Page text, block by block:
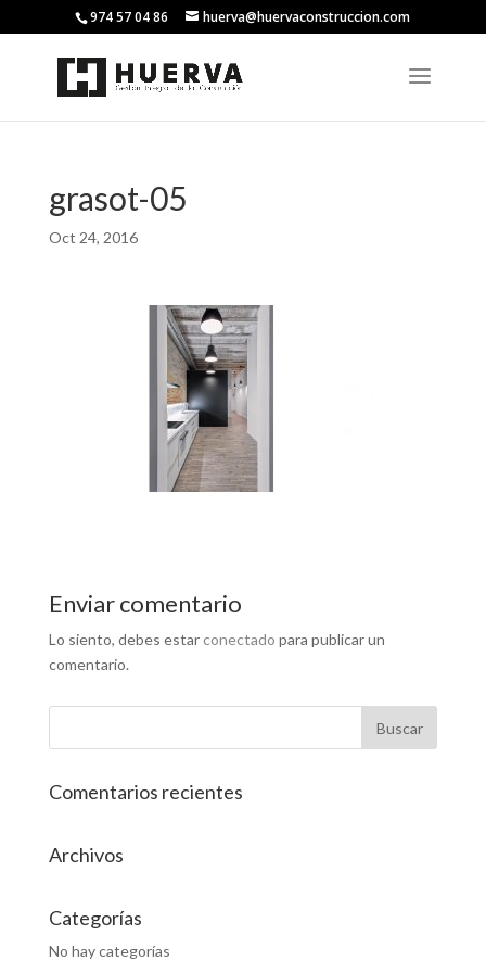
974 57 04 86 huerva@huervaconstruccion.com
grasot-05
Oct 24, 2016
Enviar comentario
Lo siento, debes estarconectado para publicar un
comentario.
Comentarios recientes
Archivos
Categorías
No hay categorías